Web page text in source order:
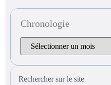
Chronologie